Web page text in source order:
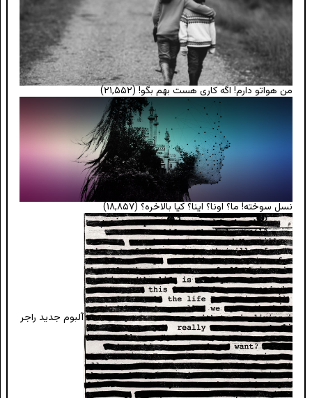
من هواتو دارم! اگه کاری هست بهم بگو!(۲۱,۵۵۲)
نسل سوخته! ما؟ اونا؟ اینا؟ کیا بالاخره؟ (۱۸,۸۵۷)
آلبوم جدید راجر